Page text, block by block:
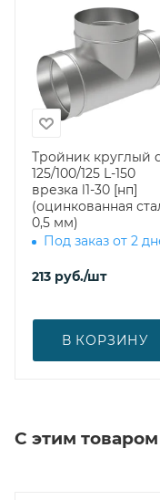
Тройник круглый
125/100/125 L-150
врезка l1-30 [нп]
(оцинкованная
0,5 мм)
Под заказ от 2
213 руб./шт
В КОРЗИНУ
С этим